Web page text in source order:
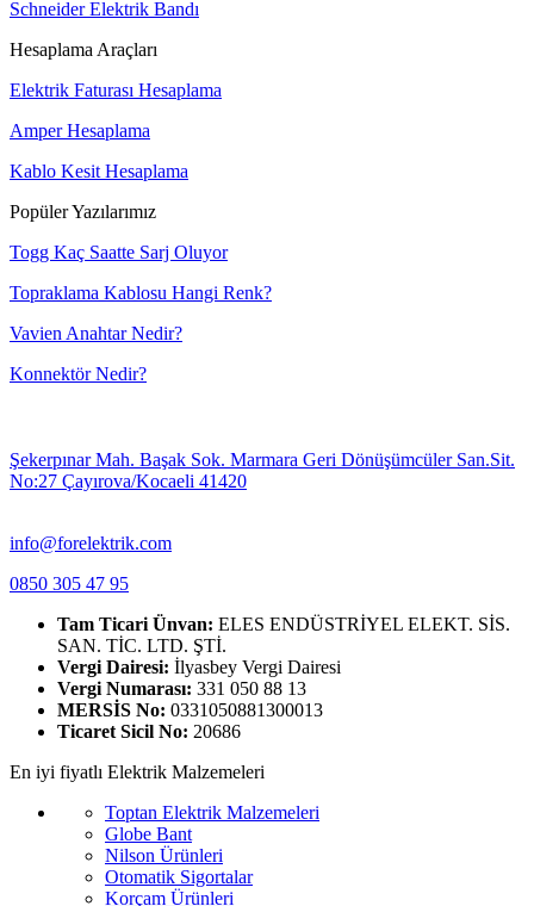
Schneider Elektrik Bandı
Hesaplama Araçları
Elektrik Faturası Hesaplama
Amper Hesaplama
Kablo Kesit Hesaplama
Popüler Yazılarımız
Togg Kaç Saatte Sarj Oluyor
Topraklama Kablosu Hangi Renk?
Vavien Anahtar Nedir?
Konnektör Nedir?
Şekerpınar Mah. Başak Sok. Marmara Geri Dönüşümcüler San.Sit.
No:27 Çayırova/Kocaeli 41420
info@forelektrik.com
0850 305 47 95
Tam Ticari Ünvan: ELES ENDÜSTRİYEL ELEKT. SİS.
SAN. TİC. LTD. ŞTİ.
Vergi Dairesi: İlyasbey Vergi Dairesi
Vergi Numarası: 331 050 88 13
MERSİS No: 0331050881300013
Ticaret Sicil No: 20686
En iyi fiyatlı Elektrik Malzemeleri
Toptan Elektrik Malzemeleri
Globe Bant
Nilson Ürünleri
Otomatik Sigortalar
Korçam Ürünleri